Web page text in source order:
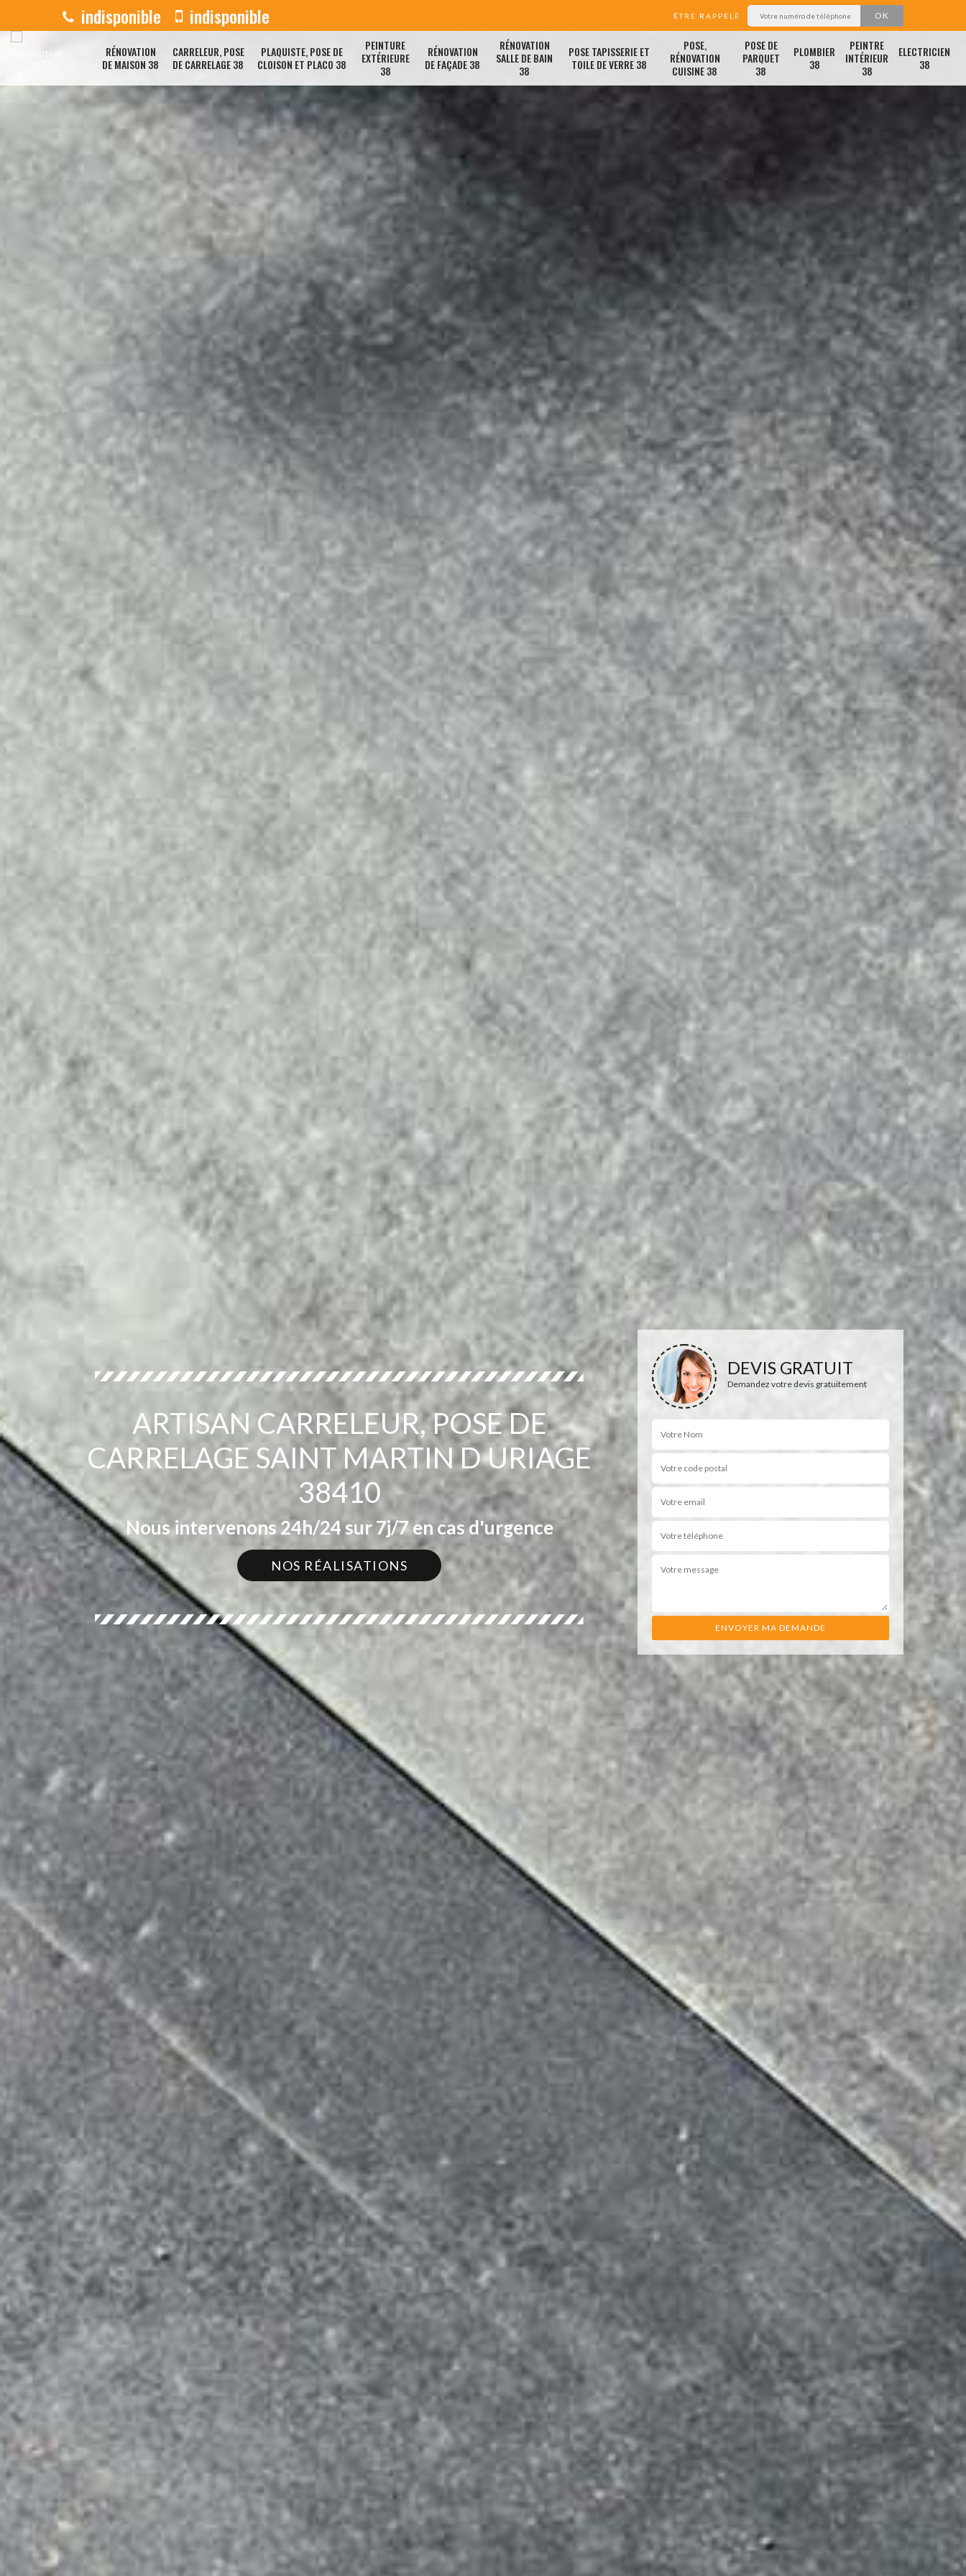
indisponible indisponible ÊTRE RAPPELÉ
RÉNOVATION
DE MAISON 38
CARRELEUR, POSE
DE CARRELAGE 38
PLAQUISTE, POSE DE
CLOISON ET PLACO 38
PEINTURE
EXTÉRIEURE
38
RÉNOVATION
DE FAÇADE 38
RÉNOVATION
SALLE DE BAIN
38
POSE TAPISSERIE ET
TOILE DE VERRE 38
POSE,
RÉNOVATION
CUISINE 38
POSE DE
PARQUET
38
PLOMBIER
38
PEINTRE
INTÉRIEUR
38
ELECTRICIEN
38
ARTISAN CARRELEUR, POSE DE
CARRELAGE SAINT MARTIN D URIAGE
38410
Nous intervenons 24h/24 sur 7j/7 en cas d'urgence
NOS RÉALISATIONS
DEVIS GRATUIT
Demandez votre devis gratuitement